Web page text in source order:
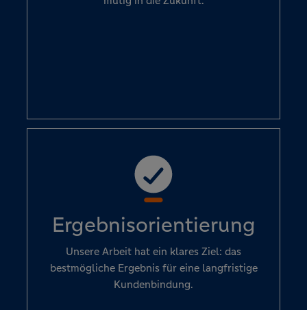
Ergebnisorientierung
Unsere Arbeit hat ein klares Ziel: das
bestmögliche Ergebnis für eine langfristige
Kundenbindung.